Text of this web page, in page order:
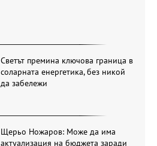
Светът премина ключова граница в
соларната енергетика, без никой
да забележи
Щерьо Ножаров: Може да има
актуализация на бюджета заради